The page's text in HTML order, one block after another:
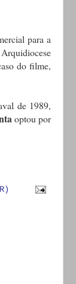
para a
do filme,
de 1989,
optou por